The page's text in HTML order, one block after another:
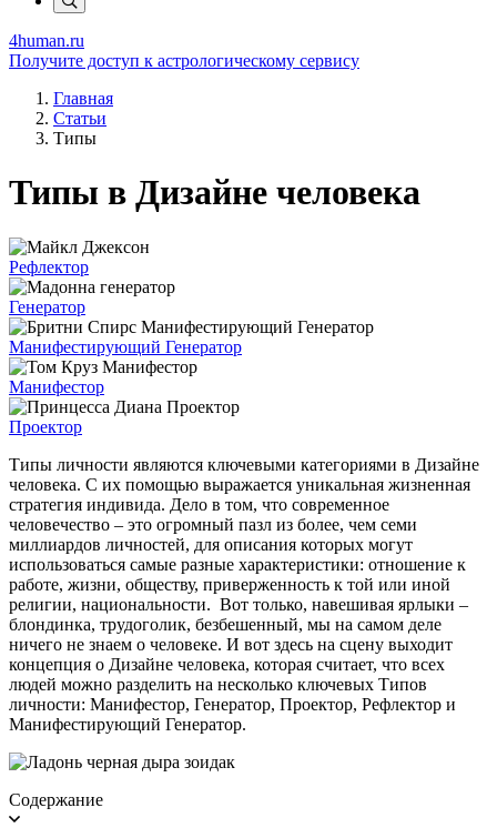
4human.ru
Получите доступ к астрологическому сервису
Главная
Статьи
Типы
Типы в Дизайне человека
Рефлектор
Генератор
Манифестирующий Генератор
Манифестор
Проектор
Типы личности являются ключевыми категориями в Дизайне
человека. С их помощью выражается уникальная жизненная
стратегия индивида. Дело в том, что современное
человечество – это огромный пазл из более, чем семи
миллиардов личностей, для описания которых могут
использоваться самые разные характеристики: отношение к
работе, жизни, обществу, приверженность к той или иной
религии, национальности. Вот только, навешивая ярлыки –
блондинка, трудоголик, безбешенный, мы на самом деле
ничего не знаем о человеке. И вот здесь на сцену выходит
концепция о Дизайне человека, которая считает, что всех
людей можно разделить на несколько ключевых Типов
личности: Манифестор, Генератор, Проектор, Рефлектор и
Манифестирующий Генератор.
Содержание